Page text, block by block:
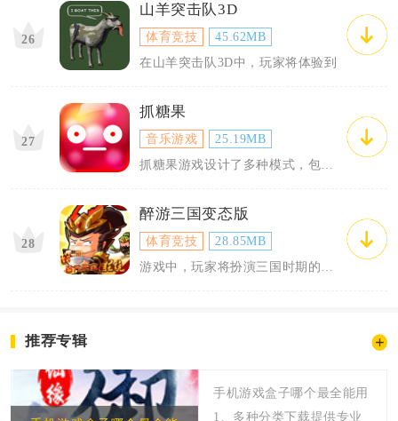
26
山羊突击队3D
体育竞技
45.62MB
在山羊突击队3D中，玩家将体验到
27
抓糖果
音乐游戏
25.19MB
28
醉游三国变态版
体育竞技
28.85MB
推荐专辑
手机游戏盒子哪个最全能用
1、多种分类下载提供专业